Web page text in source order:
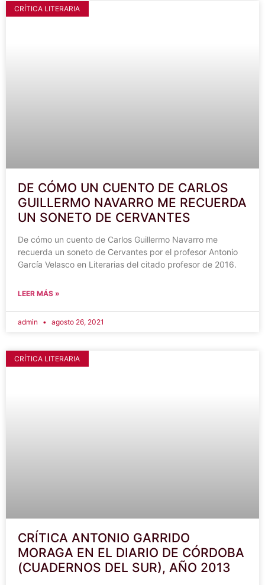
CRÍTICA LITERARIA
DE CÓMO UN CUENTO DE CARLOS
GUILLERMO NAVARRO ME RECUERDA
UN SONETO DE CERVANTES
De cómo un cuento de Carlos Guillermo Navarro me
recuerda un soneto de Cervantes por el profesor Antonio
García Velasco en Literarias del citado profesor de 2016.
LEER MÁS »
admin agosto 26, 2021
CRÍTICA LITERARIA
CRÍTICA ANTONIO GARRIDO
MORAGA EN EL DIARIO DE CÓRDOBA
(CUADERNOS DEL SUR), AÑO 2013